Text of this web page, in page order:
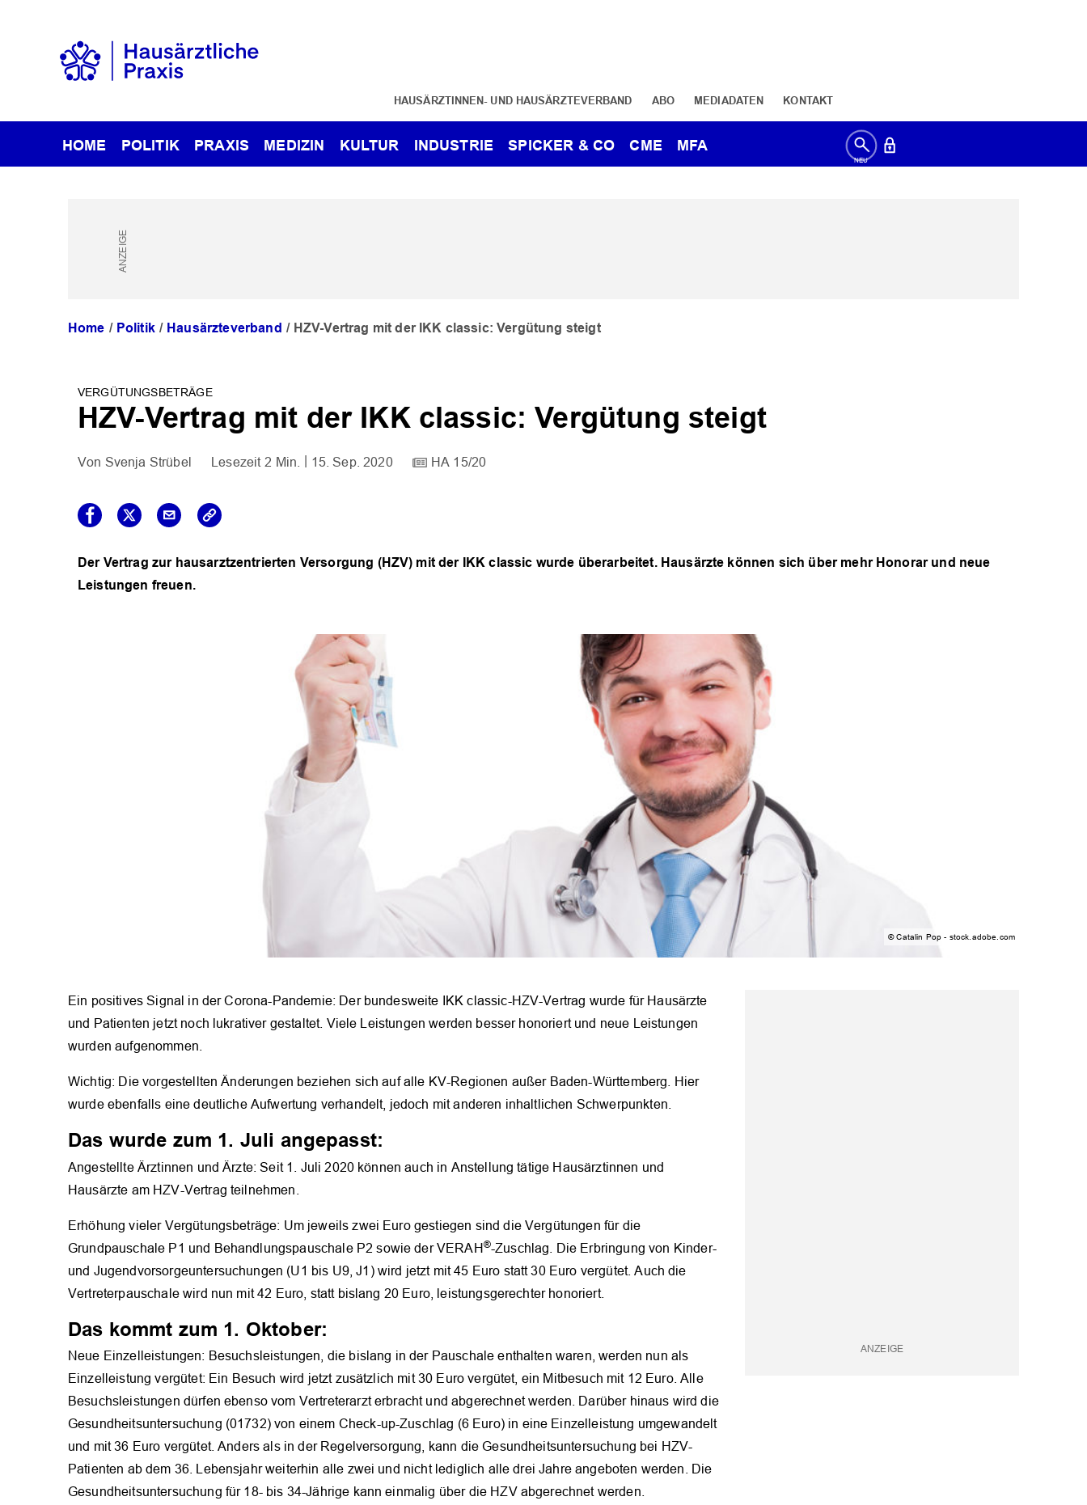
HAUSÄRZTINNEN- UND HAUSÄRZTEVERBAND ABO MEDIADATEN KONTAKT
HOME POLITIK PRAXIS MEDIZIN KULTUR INDUSTRIE SPICKER & CO CME MFA
OK
Home Politik Hausärzteverband HZV-Vertrag mit der IKK classic: Vergütung steigt
VERGÜTUNGSBETRÄGE
HZV-Vertrag mit der IKK classic: Vergütung steigt
Svenja Strübel 2 Min. 15. Sep. 2020 HA 15/20
Der Vertrag zur hausarztzentrierten Versorgung (HZV) mit der IKK classic wurde überarbeitet. Hausärzte können sich über mehr Honorar und neue
Leistungen freuen.
© Catalin Pop - stock.adobe.com
Ein positives Signal in der Corona-Pandemie: Der bundesweite IKK classic-HZV-Vertrag wurde für Hausärzte
und Patienten jetzt noch lukrativer gestaltet. Viele Leistungen werden besser honoriert und neue Leistungen
wurden aufgenommen.
Wichtig: Die vorgestellten Änderungen beziehen sich auf alle KV-Regionen außer Baden-Württemberg. Hier
wurde ebenfalls eine deutliche Aufwertung verhandelt, jedoch mit anderen inhaltlichen Schwerpunkten.
Das wurde zum 1. Juli angepasst:
Angestellte Ärztinnen und Ärzte: Seit 1. Juli 2020 können auch in Anstellung tätige Hausärztinnen und
Hausärzte am HZV-Vertrag teilnehmen.
Erhöhung vieler Vergütungsbeträge: Um jeweils zwei Euro gestiegen sind die Vergütungen für die
Grundpauschale P1 und Behandlungspauschale P2 sowie der VERAH ®-Zuschlag. Die Erbringung von Kinder-
und Jugendvorsorgeuntersuchungen (U1 bis U9, J1) wird jetzt mit 45 Euro statt 30 Euro vergütet. Auch die
Vertreterpauschale wird nun mit 42 Euro, statt bislang 20 Euro, leistungsgerechter honoriert.
Das kommt zum 1. Oktober:
Neue Einzelleistungen: Besuchsleistungen, die bislang in der Pauschale enthalten waren, werden nun als
Einzelleistung vergütet: Ein Besuch wird jetzt zusätzlich mit 30 Euro vergütet, ein Mitbesuch mit 12 Euro. Alle
Besuchsleistungen dürfen ebenso vom Vertreterarzt erbracht und abgerechnet werden. Darüber hinaus wird die
Gesundheitsuntersuchung (01732) von einem Check-up-Zuschlag (6 Euro) in eine Einzelleistung umgewandelt
und mit 36 Euro vergütet. Anders als in der Regelversorgung, kann die Gesundheitsuntersuchung bei HZV-
Patienten ab dem 36. Lebensjahr weiterhin alle zwei und nicht lediglich alle drei Jahre angeboten werden. Die
Gesundheitsuntersuchung für 18- bis 34-Jährige kann einmalig über die HZV abgerechnet werden.